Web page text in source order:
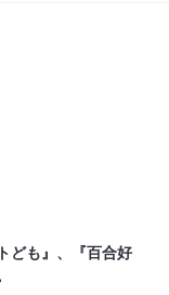
ども』、『百合好